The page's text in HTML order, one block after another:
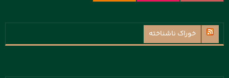
خوراک ناشناخته